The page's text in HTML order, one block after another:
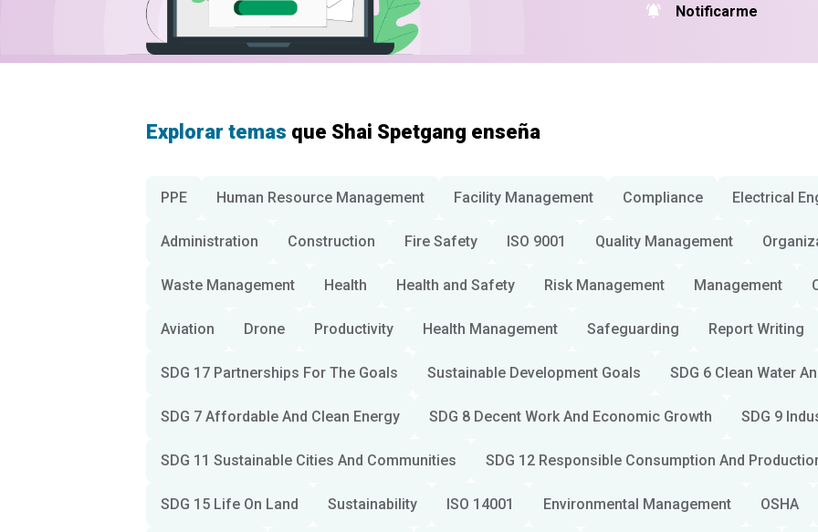
Notificarme
Explorar temas que Shai Spetgang enseña
PPE Human Resource Management Facility Management Compliance Electrical
Administration Construction Fire Safety ISO 9001 Quality Management
Waste Management Health Health and Safety Risk Management Management
Aviation Drone Productivity Health Management Safeguarding Report Writing
SDG 17 Partnerships For The Goals Sustainable Development Goals SDG 6 Clean Water
SDG 7 Affordable And Clean Energy SDG 8 Decent Work And Economic Growth SDG 9
SDG 11 Sustainable Cities And Communities SDG 12 Responsible Consumption And
SDG 15 Life On Land Sustainability ISO 14001 Environmental Management OSHA